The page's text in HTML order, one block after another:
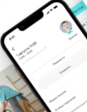
аппарат для